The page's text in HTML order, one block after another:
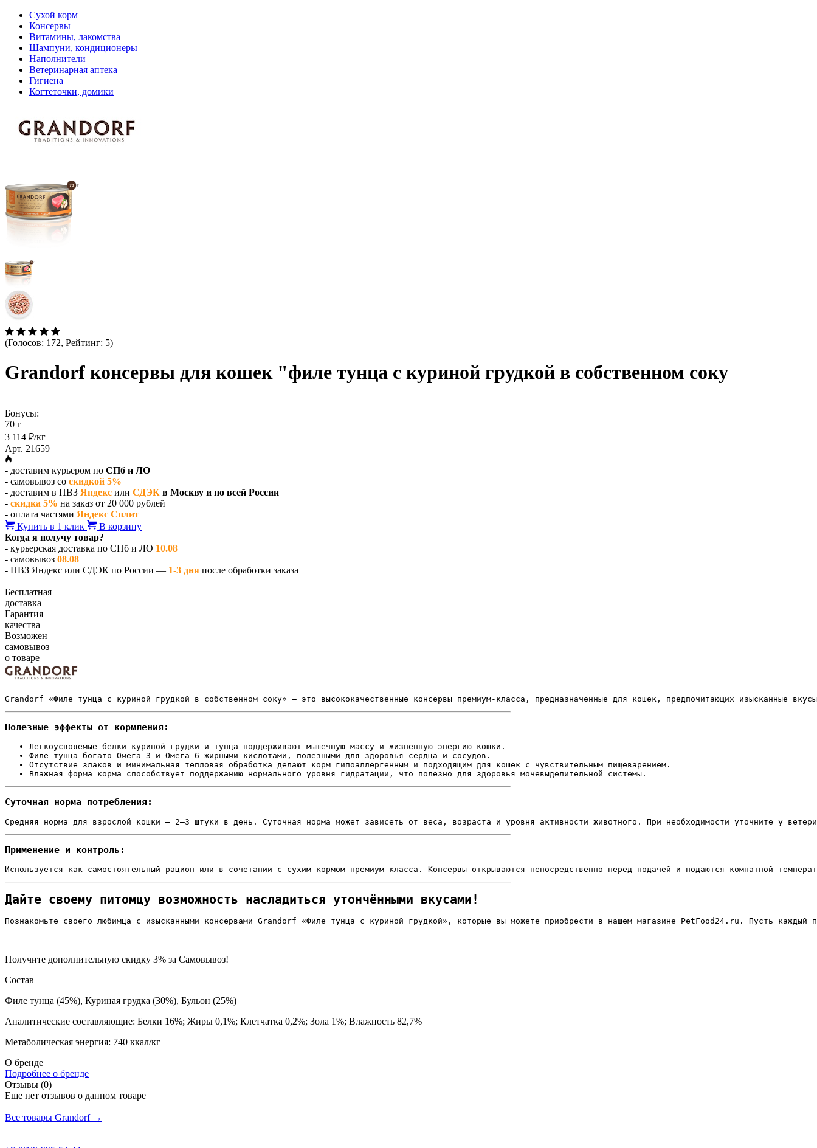
Сухой корм
Консервы
Витамины, лакомства
Шампуни, кондиционеры
Наполнители
Ветеринарная аптека
Гигиена
Когтеточки, домики
(Голосов: 172, Рейтинг: 5)
Grandorf консервы для кошек "филе тунца с куриной грудкой в собственном соку
Бонусы:
70 г
3 114 ₽/кг
Арт. 21659
- доставим курьером по СПб и ЛО
- самовывоз со скидкой 5%
- доставим в ПВЗ Яндекс или СДЭК в Москву и по всей России
- скидка 5% на заказ от 20 000 рублей
- оплата частями Яндекс Сплит
Купить в 1 клик
В корзину
Когда я получу товар?
- курьерская доставка по СПб и ЛО 10.08
- самовывоз 08.08
- ПВЗ Яндекс или СДЭК по России — 1-3 дня после обработки заказа
Бесплатная
доставка
Гарантия
качества
Возможен
самовывоз
о товаре
Grandorf «Филе тунца с куриной грудкой в собственном соку» — это высококачественные консервы премиум-класса, предназначенные для кошек, предпочитающих изысканные
Полезные эффекты от кормления:
Легкоусвояемые белки куриной грудки и тунца поддерживают мышечную массу и жизненную энергию кошки.
Филе тунца богато Омега-3 и Омега-6 жирными кислотами, полезными для здоровья сердца и сосудов.
Отсутствие злаков и минимальная тепловая обработка делают корм гипоаллергенным и подходящим для кошек с чувствительным пищеварением.
Влажная форма корма способствует поддержанию нормального уровня гидратации, что полезно для здоровья мочевыделительной системы.
Суточная норма потребления:
Средняя норма для взрослой кошки — 2–3 штуки в день. Суточная норма может зависеть от веса, возраста и уровня активности животного. При необходимости уточните у
Применение и контроль:
Используется как самостоятельный рацион или в сочетании с сухим кормом премиум-класса. Консервы открываются непосредственно перед подачей и подаются комнатной
Дайте своему питомцу возможность насладиться утончёнными вкусами!
Познакомьте своего любимца с изысканными консервами Grandorf «Филе тунца с куриной грудкой», которые вы можете приобрести в нашем магазине PetFood24.ru. Пусть каждый
Получите дополнительную скидку 3% за Самовывоз!
Состав
Филе тунца (45%), Куриная грудка (30%), Бульон (25%)
Аналитические составляющие: Белки 16%; Жиры 0,1%; Клетчатка 0,2%; Зола 1%; Влажность 82,7%
Метаболическая энергия: 740 ккал/кг
О бренде
Подробнее о бренде
Отзывы (0)
Еще нет отзывов о данном товаре
Все товары Grandorf →